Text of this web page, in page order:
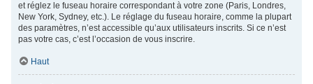
et réglez le fuseau horaire correspondant à votre zone (Paris, Londres,
New York, Sydney, etc.). Le réglage du fuseau horaire, comme la plupart
des paramètres, n’est accessible qu’aux utilisateurs inscrits. Si ce n’est
pas votre cas, c’est l’occasion de vous inscrire.
Haut